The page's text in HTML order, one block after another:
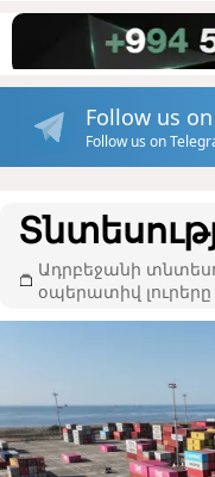
Follow us
Follow us on
Ադրբեջանի
օպերատիվ լուրերը